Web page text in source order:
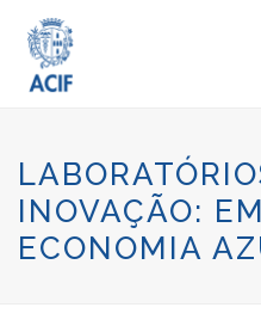
INOVAÇÃO:
ECONOMIA